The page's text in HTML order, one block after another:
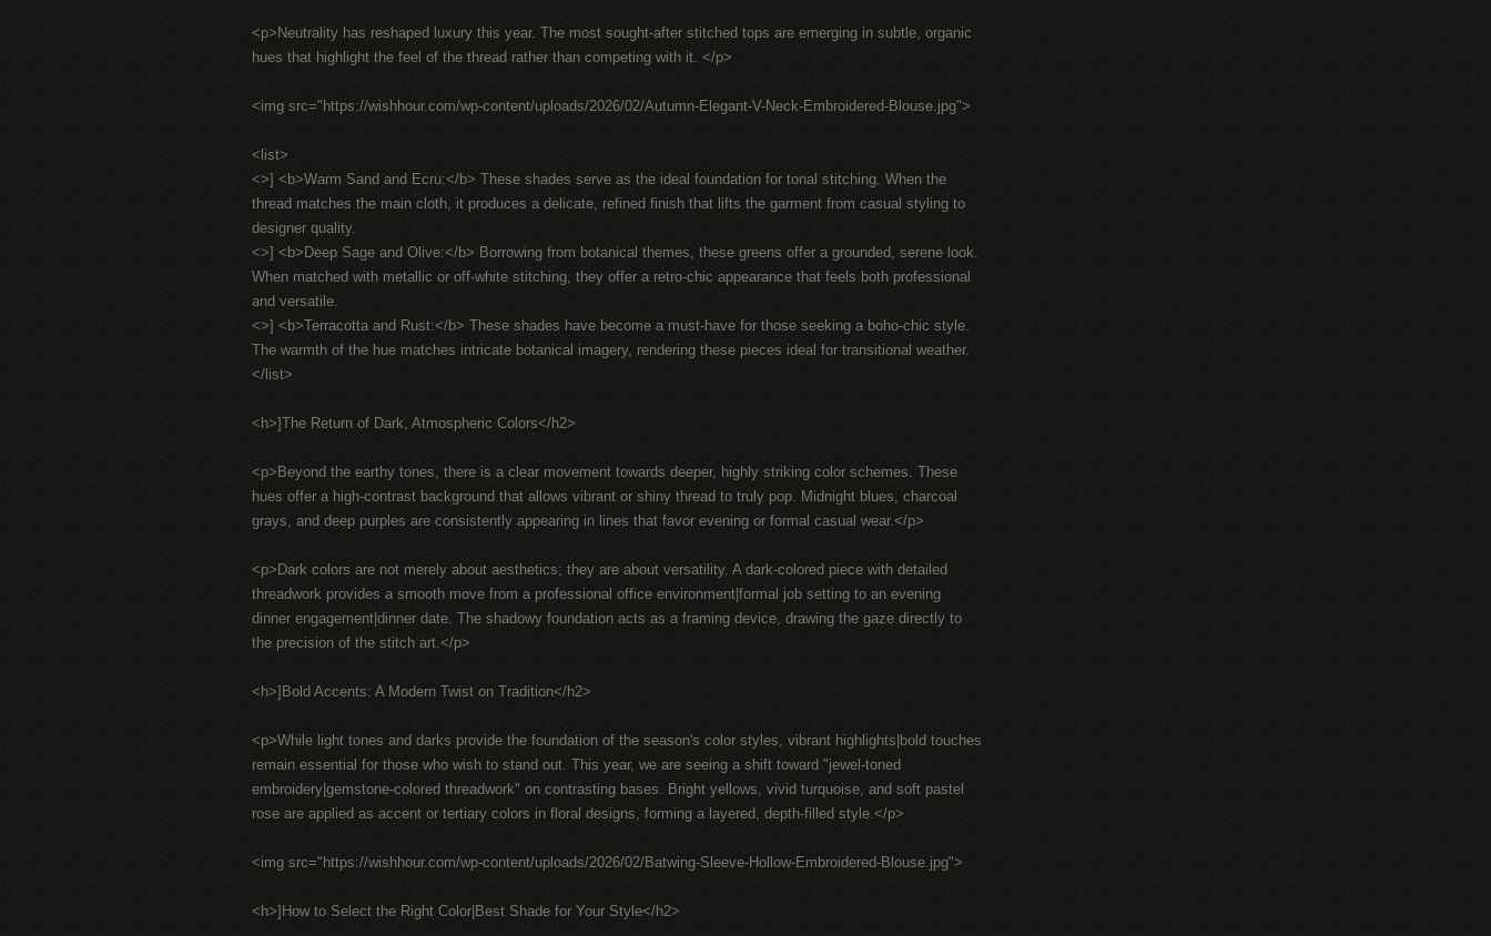
<p>Neutrality has reshaped luxury this year. The most sought-after stitched tops are emerging in subtle, organic
hues that highlight the feel of the thread rather than competing with it. </p>
<img src="https://wishhour.com/wp-content/uploads/2026/02/Autumn-Elegant-V-Neck-Embroidered-Blouse.jpg">
<list>
<>] <b>Warm Sand and Ecru:</b> These shades serve as the ideal foundation for tonal stitching. When the
thread matches the main cloth, it produces a delicate, refined finish that lifts the garment from casual styling to
designer quality.
<>] <b>Deep Sage and Olive:</b> Borrowing from botanical themes, these greens offer a grounded, serene look.
When matched with metallic or off-white stitching, they offer a retro-chic appearance that feels both professional
and versatile.
<>] <b>Terracotta and Rust:</b> These shades have become a must-have for those seeking a boho-chic style.
The warmth of the hue matches intricate botanical imagery, rendering these pieces ideal for transitional weather.
</list>
<h>]The Return of Dark, Atmospheric Colors</h2>
<p>Beyond the earthy tones, there is a clear movement towards deeper, highly striking color schemes. These
hues offer a high-contrast background that allows vibrant or shiny thread to truly pop. Midnight blues, charcoal
grays, and deep purples are consistently appearing in lines that favor evening or formal casual wear.</p>
<p>Dark colors are not merely about aesthetics; they are about versatility. A dark-colored piece with detailed
threadwork provides a smooth move from a professional office environment|formal job setting to an evening
dinner engagement|dinner date. The shadowy foundation acts as a framing device, drawing the gaze directly to
the precision of the stitch art.</p>
<h>]Bold Accents: A Modern Twist on Tradition</h2>
<p>While light tones and darks provide the foundation of the season's color styles, vibrant highlights|bold touches
remain essential for those who wish to stand out. This year, we are seeing a shift toward "jewel-toned
embroidery|gemstone-colored threadwork" on contrasting bases. Bright yellows, vivid turquoise, and soft pastel
rose are applied as accent or tertiary colors in floral designs, forming a layered, depth-filled style.</p>
<img src="https://wishhour.com/wp-content/uploads/2026/02/Batwing-Sleeve-Hollow-Embroidered-Blouse.jpg">
<h>]How to Select the Right Color|Best Shade for Your Style</h2>